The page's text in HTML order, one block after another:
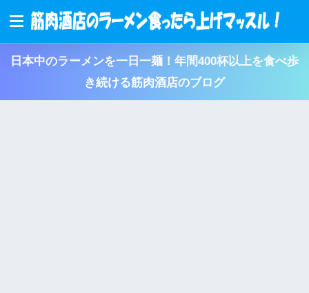
日本中のラーメンを一日一麺！年間400杯以上を食べ歩
き続ける筋肉酒店のブログ